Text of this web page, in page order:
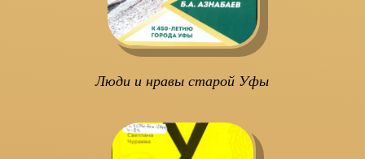
Люди и нравы старой Уфы